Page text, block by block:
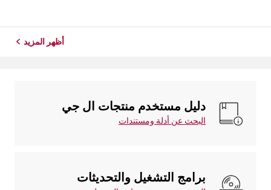
أظهر المزيد
دليل مستخدم منتجات ال جي
البحث عن أدلة ومستندات
برامج التشغيل والتحديثات